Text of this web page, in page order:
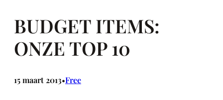
BUDGET ITEMS:
ONZE TOP 10
15 maart 2013•Free